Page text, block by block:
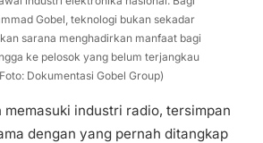
Gobel, teknologi bukan sekadar
sarana menghadirkan manfaat bagi
ke pelosok yang belum terjangkau
Dokumentasi Gobel Group)
memasuki industri radio, tersimpan
dengan yang pernah ditangkap